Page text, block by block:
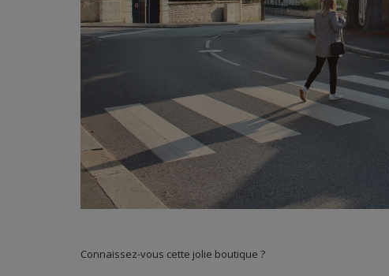
Connaissez-vous cette jolie boutique ?